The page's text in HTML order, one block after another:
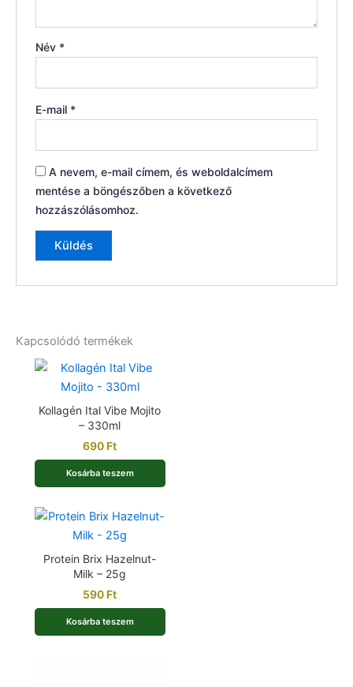
Név *
E-mail *
A nevem, e-mail címem, és weboldalcímem
mentése a böngészőben a következő
hozzászólásomhoz.
Kapcsolódó termékek
Kollagén Ital Vibe Mojito
– 330ml
690 Ft
Kosárba teszem
Protein Brix Hazelnut-
Milk – 25g
590 Ft
Kosárba teszem